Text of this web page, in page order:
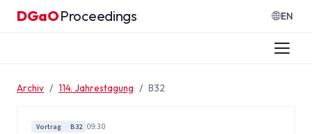
Zum Inhalt springen
DGaO·Proceedings EN
Archiv 114. Jahrestagung B32
Vortrag B32 09:30